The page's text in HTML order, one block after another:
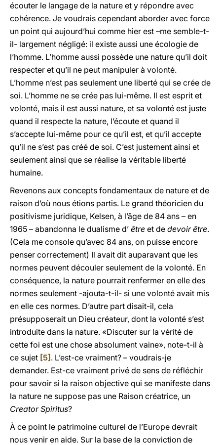
écouter le langage de la nature et y répondre avec
cohérence. Je voudrais cependant aborder avec force
un point qui aujourd’hui comme hier est –me semble-t-
il- largement négligé: il existe aussi une écologie de
l’homme. L’homme aussi possède une nature qu’il doit
respecter et qu’il ne peut manipuler à volonté.
L’homme n’est pas seulement une liberté qui se crée de
soi. L’homme ne se crée pas lui-même. Il est esprit et
volonté, mais il est aussi nature, et sa volonté est juste
quand il respecte la nature, l’écoute et quand il
s’accepte lui-même pour ce qu’il est, et qu’il accepte
qu’il ne s’est pas créé de soi. C’est justement ainsi et
seulement ainsi que se réalise la véritable liberté
humaine.
Revenons aux concepts fondamentaux de nature et de
raison d’où nous étions partis. Le grand théoricien du
positivisme juridique, Kelsen, à l’âge de 84 ans – en
1965 – abandonna le dualisme d’ être et de devoir être.
(Cela me console qu’avec 84 ans, on puisse encore
penser correctement) Il avait dit auparavant que les
normes peuvent découler seulement de la volonté. En
conséquence, la nature pourrait renfermer en elle des
normes seulement -ajouta-t-il- si une volonté avait mis
en elle ces normes. D’autre part disait-il, cela
présupposerait un Dieu créateur, dont la volonté s’est
introduite dans la nature. «Discuter sur la vérité de
cette foi est une chose absolument vaine», note-t-il à
ce sujet [5] . L’est-ce vraiment? – voudrais-je
demander. Est-ce vraiment privé de sens de réfléchir
pour savoir si la raison objective qui se manifeste dans
la nature ne suppose pas une Raison créatrice, un
Creator Spiritus?
À ce point le patrimoine culturel de l’Europe devrait
nous venir en aide. Sur la base de la conviction de